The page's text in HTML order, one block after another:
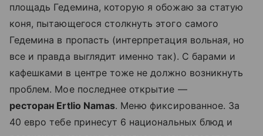
площадь Гедемина, которую я обожаю за статую
коня, пытающегося столкнуть этого самого
Гедемина в пропасть (интерпретация вольная, но
все и правда выглядит именно так). С барами и
кафешками в центре тоже не должно возникнуть
проблем. Мое последнее открытие —
ресторан Ertlio Namas. Меню фиксированное. За
40 евро тебе принесут 6 национальных блюд и